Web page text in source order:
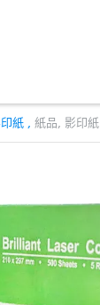
紙, 紙品, 影印紙